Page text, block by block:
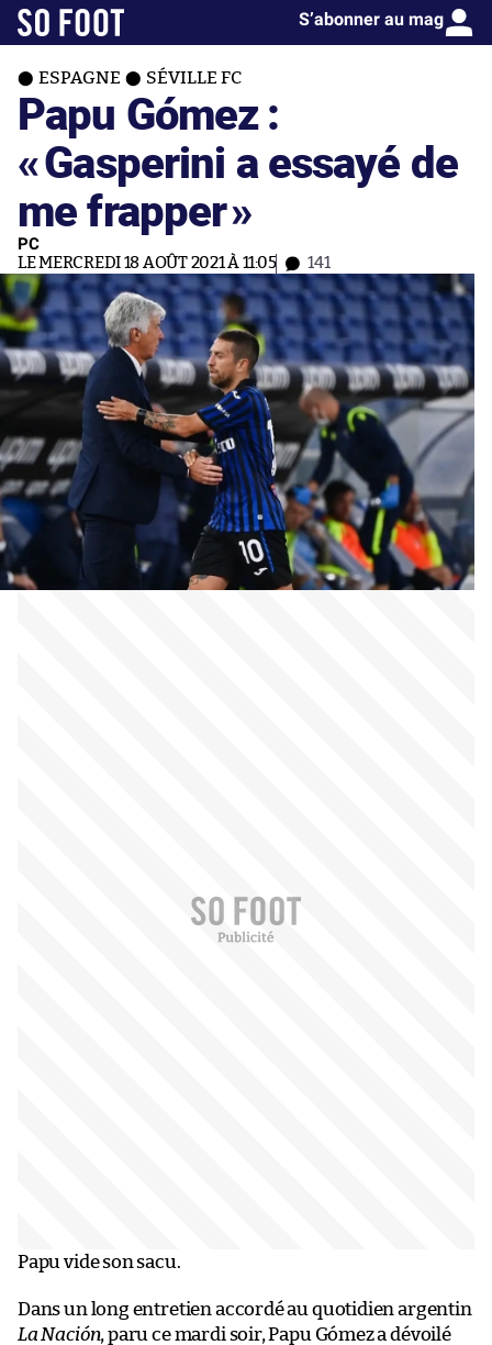
S’abonner au mag
ESPAGNE SÉVILLE FC
Papu Gómez :
«Gasperini a essayé de
me frapper»
PC
LE MERCREDI 18 AOÛT 2021 À 11:05 141
Papu vide son sacu.
Dans un long entretien accordé au quotidien argentin
La Nación, paru ce mardi soir, Papu Gómez a dévoilé